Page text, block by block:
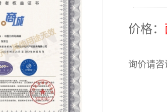
价格：
询价请咨